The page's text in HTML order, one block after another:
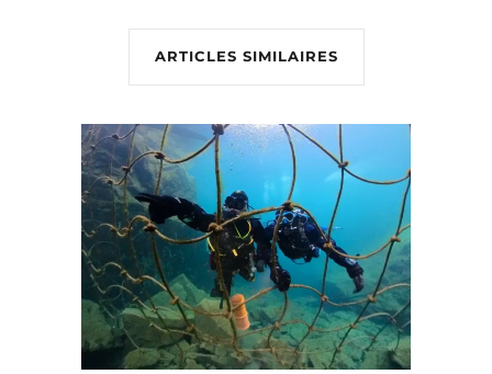
ARTICLES SIMILAIRES